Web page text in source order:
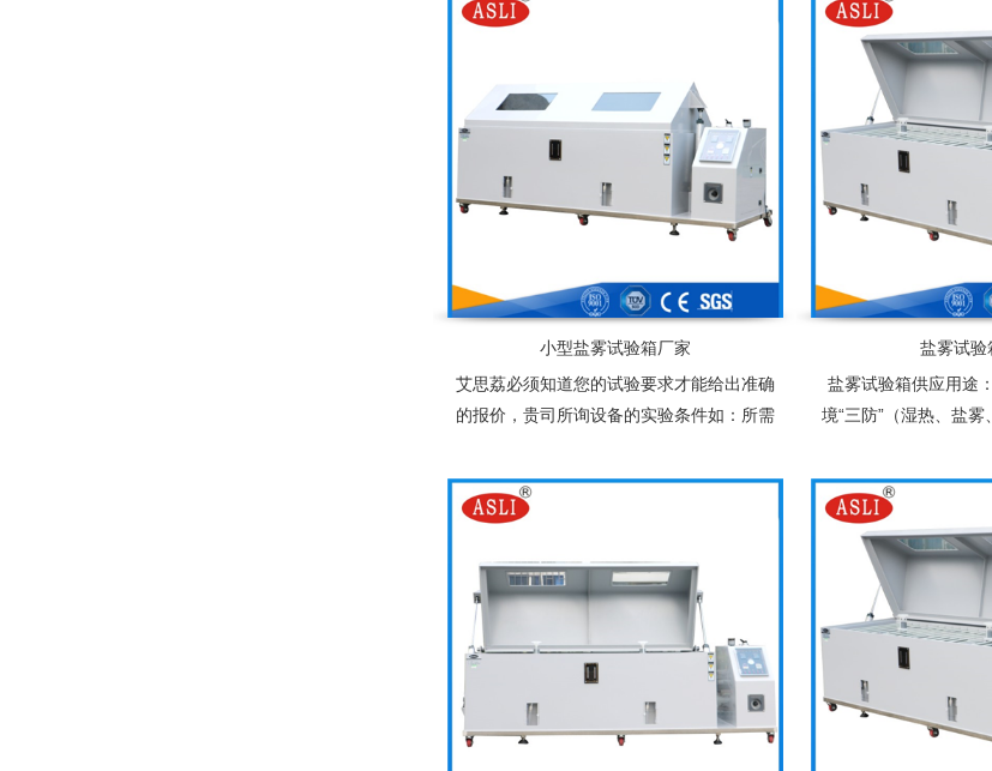
小型盐雾试验箱厂家
艾思荔必须知道您的试验要求才能给出准确
的报价，贵司所询设备的实验条件如：所需
碱性试验、设备编程，所需要做测试的产品
盐雾试验
盐雾试验箱供应用途
境“三防”（湿热、盐
工电子、仪表等行业
各种环境适应性和可靠
备